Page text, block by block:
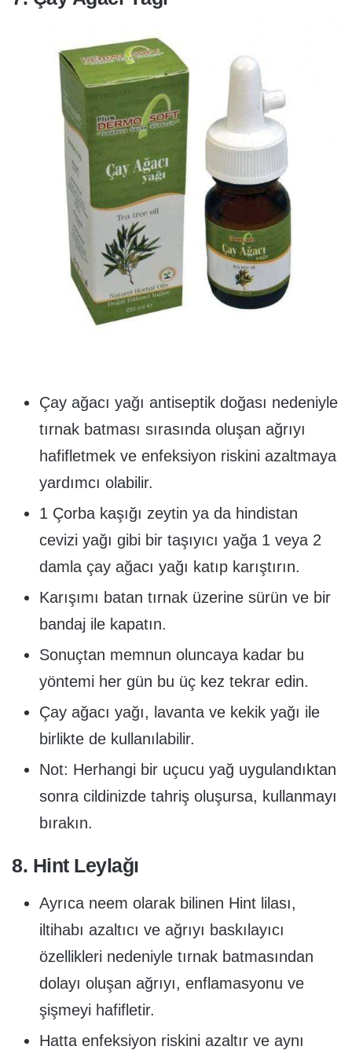
Çay ağacı yağı antiseptik doğası nedeniyle
tırnak batması sırasında oluşan ağrıyı
hafifletmek ve enfeksiyon riskini azaltmaya
yardımcı olabilir.
1 Çorba kaşığı zeytin ya da hindistan
cevizi yağı gibi bir taşıyıcı yağa 1 veya 2
damla çay ağacı yağı katıp karıştırın.
Karışımı batan tırnak üzerine sürün ve bir
bandaj ile kapatın.
Sonuçtan memnun oluncaya kadar bu
yöntemi her gün bu üç kez tekrar edin.
Çay ağacı yağı, lavanta ve kekik yağı ile
birlikte de kullanılabilir.
Not: Herhangi bir uçucu yağ uygulandıktan
sonra cildinizde tahriş oluşursa, kullanmayı
bırakın.
8. Hint Leylağı
Ayrıca neem olarak bilinen Hint lilası,
iltihabı azaltıcı ve ağrıyı baskılayıcı
özellikleri nedeniyle tırnak batmasından
dolayı oluşan ağrıyı, enflamasyonu ve
şişmeyi hafifletir.
Hatta enfeksiyon riskini azaltır ve aynı